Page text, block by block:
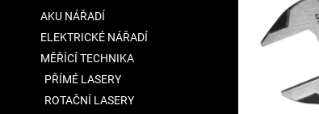
AKU NÁŘADÍ
ELEKTRICKÉ NÁŘADÍ
MĚŘÍCÍ TECHNIKA
PŘÍMÉ LASERY
ROTAČNÍ LASERY